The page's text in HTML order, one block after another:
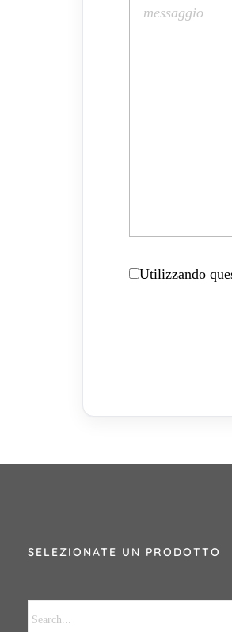
Utilizzando
SELEZIONATE UN PRODOTTO